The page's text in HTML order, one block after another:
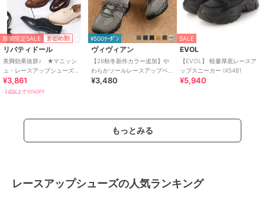
期間限定SALE まとめ割
リバティドール
美脚効果抜群♪ ★マニッシ
ュ・レースアップシューズ
★5433
¥3,861
2点以上で10%OFF
¥500ｸｰﾎﾟﾝ
ヴィヴィアン
【26秋冬新作カラー追加】や
わらかソールレースアップベ
ルトスニーカー
¥3,480
SALE
EVOL
【EVOL】 軽量厚底レースア
ップスニーカー IX5481
¥5,940
もっとみる
レースアップシューズの人気ランキング